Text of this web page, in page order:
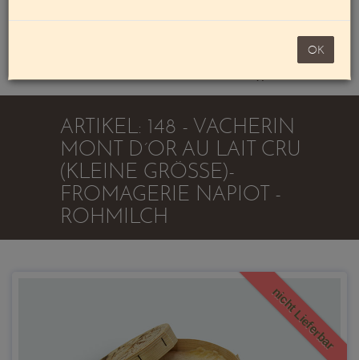
noch 100,00 €
Warenkorb
OK
ARTIKEL: 148 - VACHERIN
MONT D´OR AU LAIT CRU
(KLEINE GRÖSSE)-F
ROMAGERIE NAPIOT - R
OHMILCH
nicht Lieferbar